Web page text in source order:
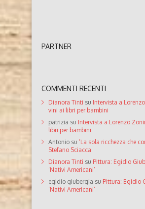
PARTNER
COMMENTI RECENTI
Dianora Tinti su Intervista a
vini ai libri per bambini
patrizia su Intervista a Lorenzo
libri per bambini
Antonio su ‘La sola ricchezza che
Stefano Sciacca
Dianora Tinti su Pittura: Egidio
‘Nativi Americani’
egidio giubergia su Pittura: Egidio
‘Nativi Americani’